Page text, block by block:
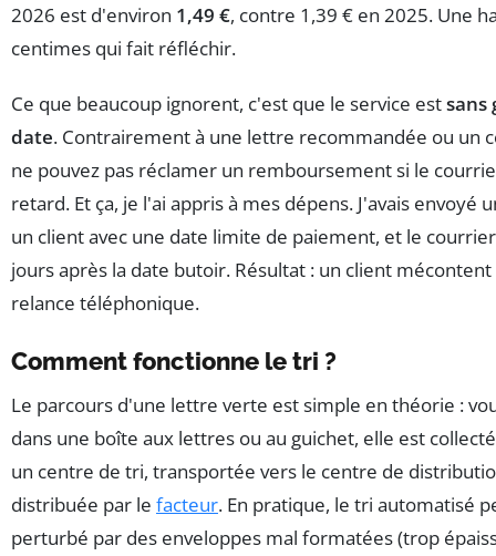
2026 est d'environ 1,49 €, contre 1,39 € en 2025. Une
centimes qui fait réfléchir.
Ce que beaucoup ignorent, c'est que le service estsans
date. Contrairement à une lettre recommandée ou un
ne pouvez pas réclamer un remboursement si le
retard. Et ça, je l'ai appris à mes dépens. J'avais envoyé
un client avec une date limite de paiement, et le
jours après la date butoir. Résultat : un client
relance téléphonique.
Comment fonctionne le tri ?
Le parcours d'une lettre verte est simple en théorie :
dans une boîte aux lettres ou au guichet, elle est
un centre de tri, transportée vers le centre de
distribuée par le facteur. En pratique, le tri automatisé
perturbé par des enveloppes mal formatées (trop